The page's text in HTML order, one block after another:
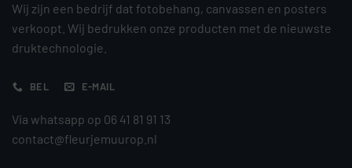
Wij zijn een bedrijf dat fotobehang, canvassen en posters
verkoopt. Wij bedrukken onze producten met de nieuwste
druktechnologie.
BEL E-MAIL
Via whatsapp op 06 41 81 91 13
contact@fleurjemuurop.nl